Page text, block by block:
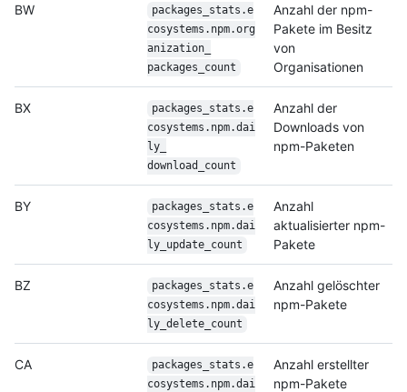
BW
packages_stats.e
cosystems.npm.org
anization_
packages_count
Anzahl der npm-
Pakete im Besitz
von
Organisationen
BX
packages_stats.e
cosystems.npm.dai
ly_
download_count
Anzahl der
Downloads von
npm-Paketen
BY
packages_stats.e
cosystems.npm.dai
ly_ update_count
Anzahl
aktualisierter npm-
Pakete
BZ
packages_stats.e
cosystems.npm.dai
ly_ delete_count
Anzahl gelöschter
npm-Pakete
CA
packages_stats.e
cosystems.npm.dai
Anzahl erstellter
npm-Pakete